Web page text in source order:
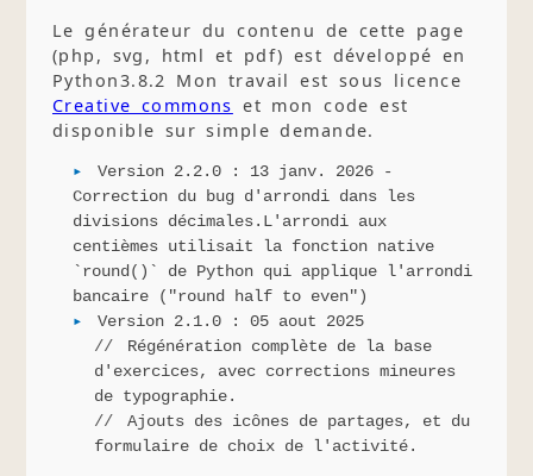
Le générateur du contenu de cette page
(php, svg, html et pdf) est développé en
Python3.8.2 Mon travail est sous licence
Creative commons et mon code est
disponible sur simple demande.
Version 2.2.0 : 13 janv. 2026 -
Correction du bug d'arrondi dans les
divisions décimales.L'arrondi aux
centièmes utilisait la fonction native
`round()` de Python qui applique l'arrondi
bancaire ("round half to even")
Version 2.1.0 : 05 aout 2025
Régénération complète de la base
d'exercices, avec corrections mineures
de typographie.
Ajouts des icônes de partages, et du
formulaire de choix de l'activité.